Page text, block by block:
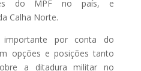
do MPF no país, e
Calha Norte.
por conta do
opções e posições tanto
a ditadura militar no